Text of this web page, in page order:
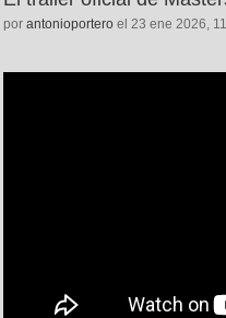
por antonioportero el 23 ene 2026,